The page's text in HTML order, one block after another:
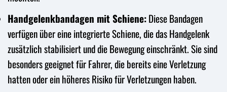
Handgelenkbandagen mit Schiene:Diese Bandagen
verfügen über eine integrierte Schiene, die das Handgelenk
zusätzlich stabilisiert und die Bewegung einschränkt. Sie sind
besonders geeignet für Fahrer, die bereits eine Verletzung
hatten oder ein höheres Risiko für Verletzungen haben.